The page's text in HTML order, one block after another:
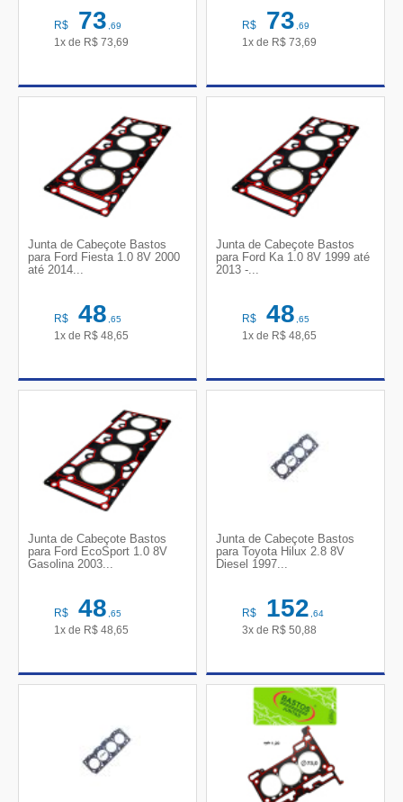
R$ 73,69
1x de R$ 73,69
R$ 73,69
1x de R$ 73,69
Junta de Cabeçote Bastos
para Ford Fiesta 1.0 8V 2000
até 2014...
R$ 48,65
1x de R$ 48,65
Junta de Cabeçote Bastos
para Ford Ka 1.0 8V 1999 até
2013 -...
R$ 48,65
1x de R$ 48,65
Junta de Cabeçote Bastos
para Ford EcoSport 1.0 8V
Gasolina 2003...
R$ 48,65
1x de R$ 48,65
Junta de Cabeçote Bastos
para Toyota Hilux 2.8 8V
Diesel 1997...
R$ 152,64
3x de R$ 50,88